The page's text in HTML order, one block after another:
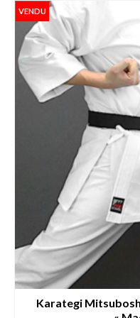
VENDU
Karategi